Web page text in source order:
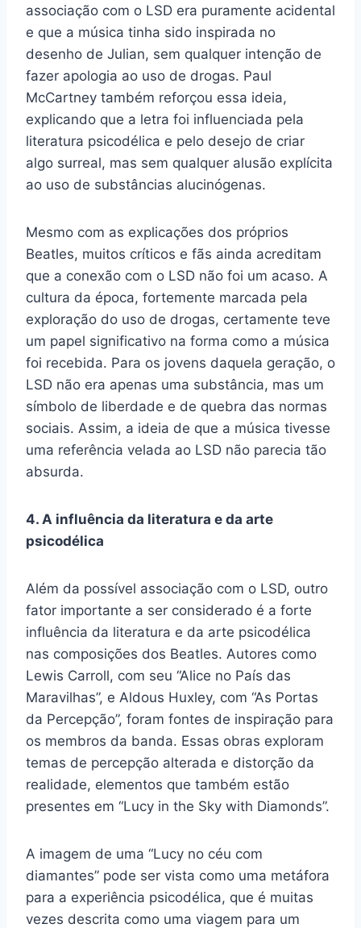
associação com o LSD era puramente acidental
e que a música tinha sido inspirada no
desenho de Julian, sem qualquer intenção de
fazer apologia ao uso de drogas. Paul
McCartney também reforçou essa ideia,
explicando que a letra foi influenciada pela
literatura psicodélica e pelo desejo de criar
algo surreal, mas sem qualquer alusão explícita
ao uso de substâncias alucinógenas.
Mesmo com as explicações dos próprios
Beatles, muitos críticos e fãs ainda acreditam
que a conexão com o LSD não foi um acaso. A
cultura da época, fortemente marcada pela
exploração do uso de drogas, certamente teve
um papel significativo na forma como a música
foi recebida. Para os jovens daquela geração, o
LSD não era apenas uma substância, mas um
símbolo de liberdade e de quebra das normas
sociais. Assim, a ideia de que a música tivesse
uma referência velada ao LSD não parecia tão
absurda.
4. A influência da literatura e da arte
psicodélica
Além da possível associação com o LSD, outro
fator importante a ser considerado é a forte
influência da literatura e da arte psicodélica
nas composições dos Beatles. Autores como
Lewis Carroll, com seu “Alice no País das
Maravilhas”, e Aldous Huxley, com “As Portas
da Percepção”, foram fontes de inspiração para
os membros da banda. Essas obras exploram
temas de percepção alterada e distorção da
realidade, elementos que também estão
presentes em “Lucy in the Sky with Diamonds”.
A imagem de uma “Lucy no céu com
diamantes” pode ser vista como uma metáfora
para a experiência psicodélica, que é muitas
vezes descrita como uma viagem para um